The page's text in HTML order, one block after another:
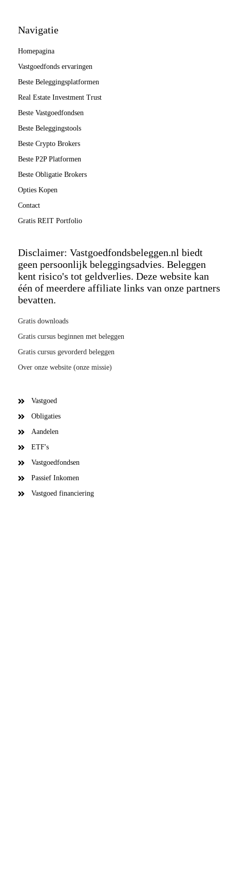
Navigatie
Homepagina
Vastgoedfonds ervaringen
Beste Beleggingsplatformen
Real Estate Investment Trust
Beste Vastgoedfondsen
Beste Beleggingstools
Beste Crypto Brokers
Beste P2P Platformen
Beste Obligatie Brokers
Opties Kopen
Contact
Gratis REIT Portfolio
Disclaimer: Vastgoedfondsbeleggen.nl biedt
geen persoonlijk beleggingsadvies. Beleggen
kent risico's tot geldverlies. Deze website kan
één of meerdere affiliate links van onze partners
bevatten.
Gratis downloads
Gratis cursus beginnen met beleggen
Gratis cursus gevorderd beleggen
Over onze website (onze missie)
Vastgoed
Obligaties
Aandelen
ETF's
Vastgoedfondsen
Passief Inkomen
Vastgoed financiering